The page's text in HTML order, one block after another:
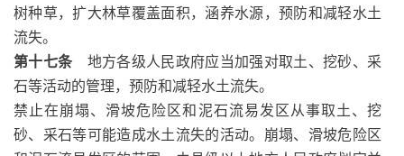
树种草，扩大林草覆盖面积，涵养水源，预防和减轻水土
流失。
第十七条 地方各级人民政府应当加强对取土、挖砂、采
石等活动的管理，预防和减轻水土流失。
禁止在崩塌、滑坡危险区和泥石流易发区从事取土、挖
砂、采石等可能造成水土流失的活动。崩塌、滑坡危险区